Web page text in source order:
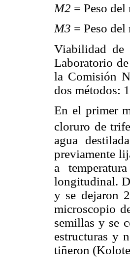
M2 = Peso del
M3 = Peso del
Viabilidad de
Laboratorio
la Comisión
dos métodos:
En el primer
cloruro de
agua
previamente
a
longitudinal.
y se dejaron
microscopio
semillas y se
estructuras y
tiñeron